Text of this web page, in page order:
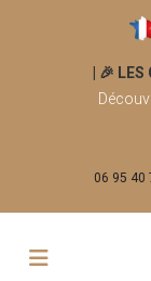
| 🎉
06 95 40